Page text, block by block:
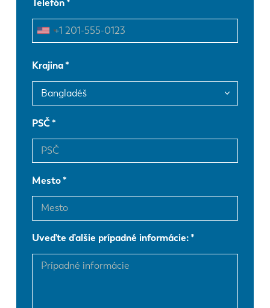
Telefón
Krajina
PSČ
Mesto
Uveďte ďalšie prípadné informácie:
EN NL
FR EN-US
DE
ES PT-PT
PL SK
KO CN